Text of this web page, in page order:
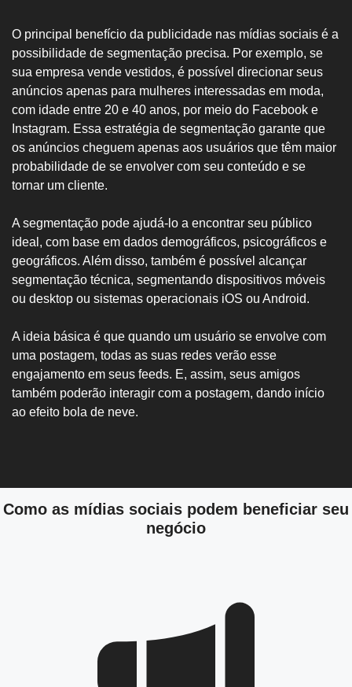
O principal benefício da publicidade nas mídias sociais é a
possibilidade de segmentação precisa. Por exemplo, se
sua empresa vende vestidos, é possível direcionar seus
anúncios apenas para mulheres interessadas em moda,
com idade entre 20 e 40 anos, por meio do Facebook e
Instagram. Essa estratégia de segmentação garante que
os anúncios cheguem apenas aos usuários que têm maior
probabilidade de se envolver com seu conteúdo e se
tornar um cliente.
A segmentação pode ajudá-lo a encontrar seu público
ideal, com base em dados demográficos, psicográficos e
geográficos. Além disso, também é possível alcançar
segmentação técnica, segmentando dispositivos móveis
ou desktop ou sistemas operacionais iOS ou Android.
A ideia básica é que quando um usuário se envolve com
uma postagem, todas as suas redes verão esse
engajamento em seus feeds. E, assim, seus amigos
também poderão interagir com a postagem, dando início
ao efeito bola de neve.
Como as mídias sociais podem beneficiar seu
negócio